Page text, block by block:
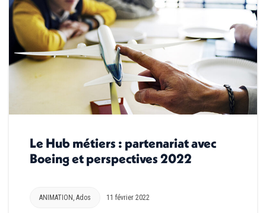
Le Hub métiers : partenariat avec
Boeing et perspectives 2022
ANIMATION Ados 11 février 2022